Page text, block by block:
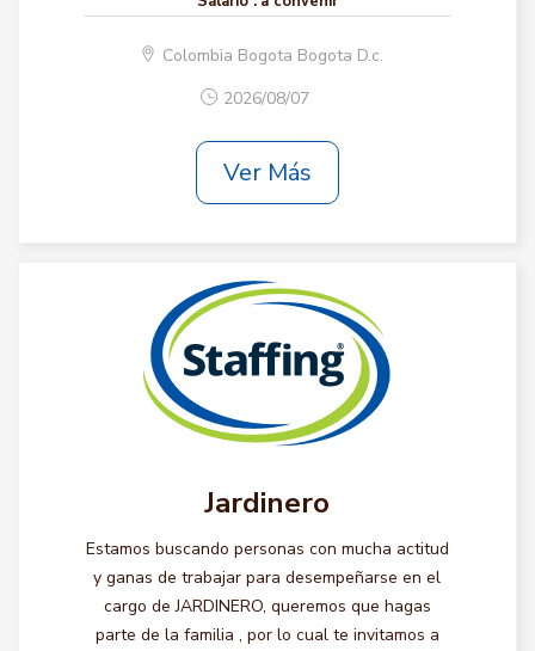
Colombia Bogota Bogota D.c.
2026/08/07
Ver Más
Jardinero
Estamos buscando personas con mucha actitud
y ganas de trabajar para desempeñarse en el
cargo de JARDINERO, queremos que hagas
parte de la familia , por lo cual te invitamos a